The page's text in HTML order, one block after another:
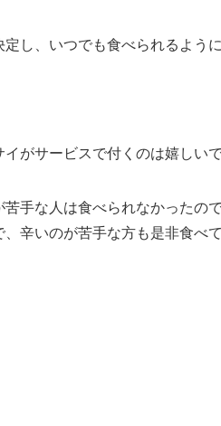
し、いつでも食べられるよう
がサービスで付くのは嬉しいで
手な人は食べられなかったの
辛いのが苦手な方も是非食べ